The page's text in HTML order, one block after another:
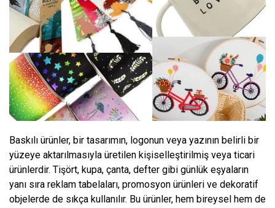
Baskılı ürünler, bir tasarımın, logonun veya yazının belirli bir
yüzeye aktarılmasıyla üretilen kişiselleştirilmiş veya ticari
ürünlerdir. Tişört, kupa, çanta, defter gibi günlük eşyaların
yanı sıra reklam tabelaları, promosyon ürünleri ve dekoratif
objelerde de sıkça kullanılır. Bu ürünler, hem bireysel hem de